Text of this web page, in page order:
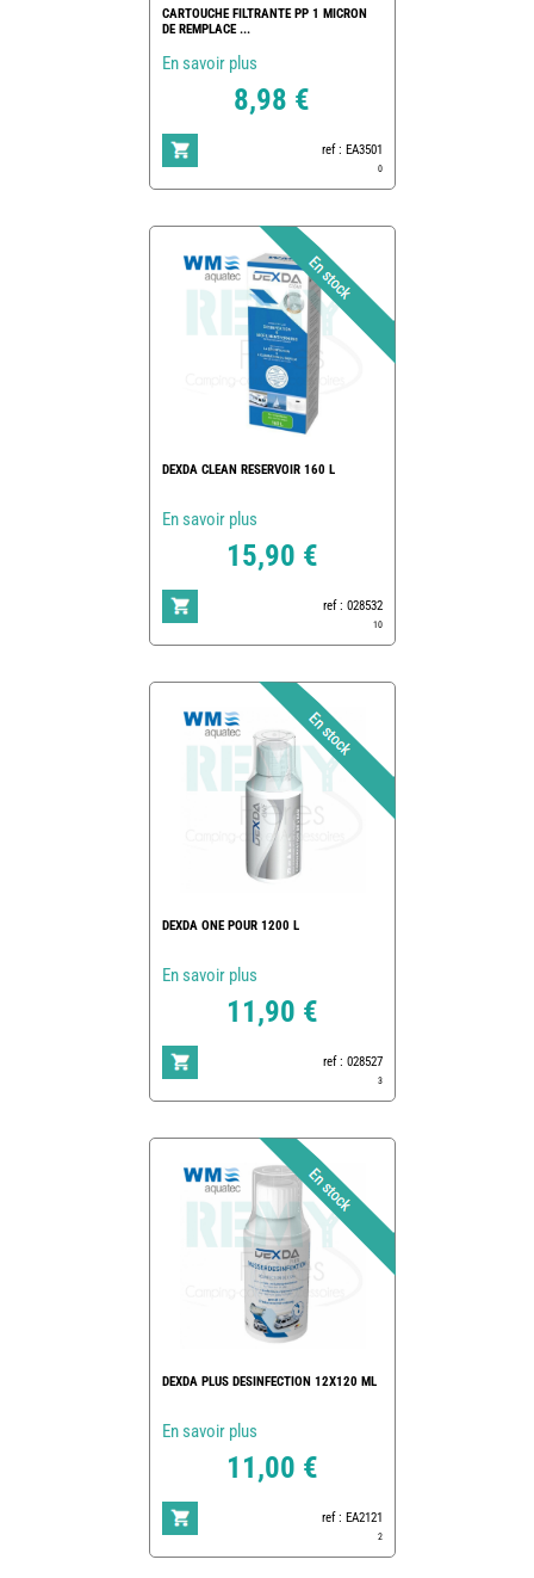
CARTOUCHE FILTRANTE PP 1 MICRON
DE REMPLACE ...
En savoir plus
8,98 €
ref : EA3501
0
DEXDA CLEAN RESERVOIR 160 L
En savoir plus
15,90 €
ref : 028532
10
DEXDA ONE POUR 1200 L
En savoir plus
11,90 €
ref : 028527
3
DEXDA PLUS DESINFECTION 12X120 ML
En savoir plus
11,00 €
ref : EA2121
2